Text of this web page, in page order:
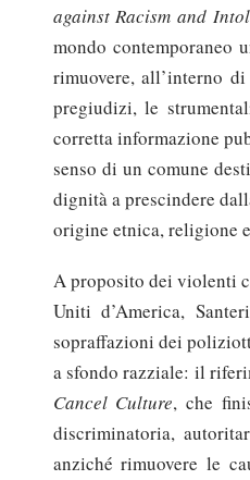
against Racism and
mondo contemporaneo
rimuovere, all’interno
pregiudizi, le
corretta informazione
senso di un comune
dignità a prescindere
origine etnica, religione
A proposito dei violenti
Uniti d’America,
sopraffazioni dei
a sfondo razziale: il
Cancel Culture, che
discriminatoria,
anziché rimuovere le